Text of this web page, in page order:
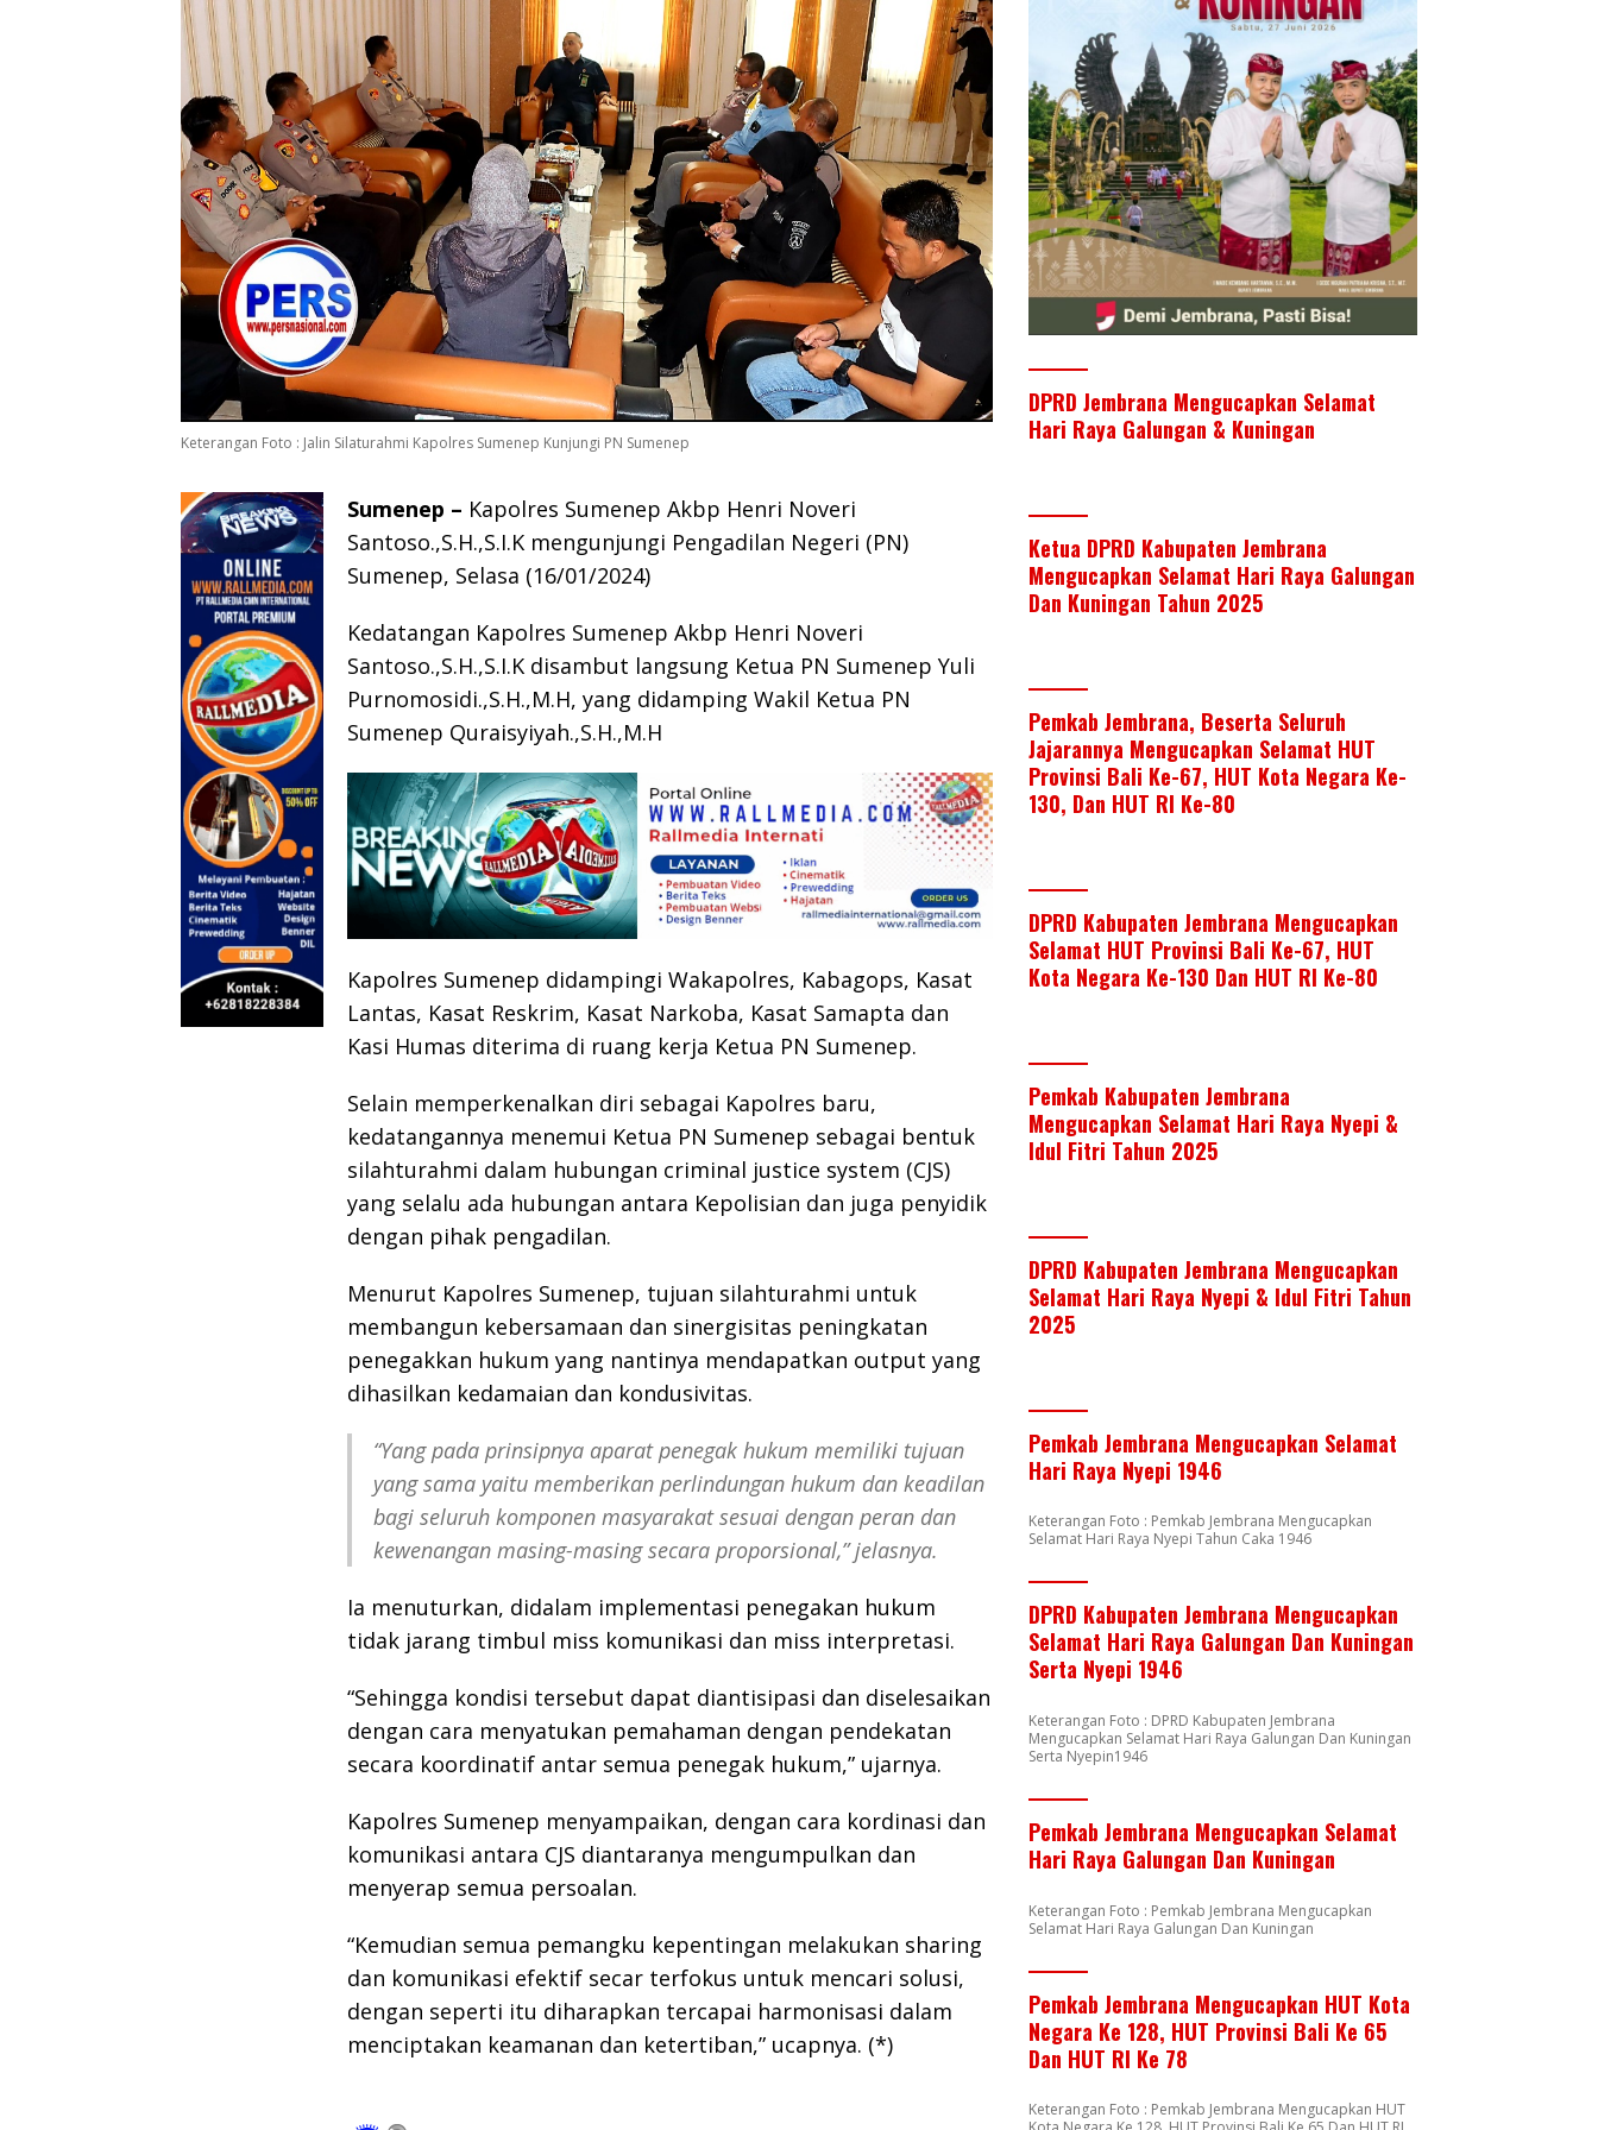
Keterangan Foto : Jalin Silaturahmi Kapolres Sumenep Kunjungi PN Sumenep
Sumenep – Kapolres Sumenep Akbp Henri Noveri
Santoso.,S.H.,S.I.K mengunjungi Pengadilan Negeri (PN)
Sumenep, Selasa (16/01/2024)
Kedatangan Kapolres Sumenep Akbp Henri Noveri
Santoso.,S.H.,S.I.K disambut langsung Ketua PN Sumenep Yuli
Purnomosidi.,S.H.,M.H, yang didamping Wakil Ketua PN
Sumenep Quraisyiyah.,S.H.,M.H
Kapolres Sumenep didampingi Wakapolres, Kabagops, Kasat
Lantas, Kasat Reskrim, Kasat Narkoba, Kasat Samapta dan
Kasi Humas diterima di ruang kerja Ketua PN Sumenep.
Selain memperkenalkan diri sebagai Kapolres baru,
kedatangannya menemui Ketua PN Sumenep sebagai bentuk
silahturahmi dalam hubungan criminal justice system (CJS)
yang selalu ada hubungan antara Kepolisian dan juga penyidik
dengan pihak pengadilan.
Menurut Kapolres Sumenep, tujuan silahturahmi untuk
membangun kebersamaan dan sinergisitas peningkatan
penegakkan hukum yang nantinya mendapatkan output yang
dihasilkan kedamaian dan kondusivitas.
“Yang pada prinsipnya aparat penegak hukum memiliki tujuan
yang sama yaitu memberikan perlindungan hukum dan keadilan
bagi seluruh komponen masyarakat sesuai dengan peran dan
kewenangan masing-masing secara proporsional,” jelasnya.
Ia menuturkan, didalam implementasi penegakan hukum
tidak jarang timbul miss komunikasi dan miss interpretasi.
“Sehingga kondisi tersebut dapat diantisipasi dan diselesaikan
dengan cara menyatukan pemahaman dengan pendekatan
secara koordinatif antar semua penegak hukum,” ujarnya.
Kapolres Sumenep menyampaikan, dengan cara kordinasi dan
komunikasi antara CJS diantaranya mengumpulkan dan
menyerap semua persoalan.
“Kemudian semua pemangku kepentingan melakukan sharing
dan komunikasi efektif secar terfokus untuk mencari solusi,
dengan seperti itu diharapkan tercapai harmonisasi dalam
menciptakan keamanan dan ketertiban,” ucapnya. (*)
DPRD Jembrana Mengucapkan Selamat
Hari Raya Galungan & Kuningan
Ketua DPRD Kabupaten Jembrana
Mengucapkan Selamat Hari Raya Galungan
Dan Kuningan Tahun 2025
Pemkab Jembrana, Beserta Seluruh
Jajarannya Mengucapkan Selamat HUT
Provinsi Bali Ke-67, HUT Kota Negara Ke-
130, Dan HUT RI Ke-80
DPRD Kabupaten Jembrana Mengucapkan
Selamat HUT Provinsi Bali Ke-67, HUT
Kota Negara Ke-130 Dan HUT RI Ke-80
Pemkab Kabupaten Jembrana
Mengucapkan Selamat Hari Raya Nyepi &
Idul Fitri Tahun 2025
DPRD Kabupaten Jembrana Mengucapkan
Selamat Hari Raya Nyepi & Idul Fitri Tahun
2025
Pemkab Jembrana Mengucapkan Selamat
Hari Raya Nyepi 1946
Keterangan Foto : Pemkab Jembrana Mengucapkan
Selamat Hari Raya Nyepi Tahun Caka 1946
DPRD Kabupaten Jembrana Mengucapkan
Selamat Hari Raya Galungan Dan Kuningan
Serta Nyepi 1946
Keterangan Foto : DPRD Kabupaten Jembrana
Mengucapkan Selamat Hari Raya Galungan Dan Kuningan
Serta Nyepin1946
Pemkab Jembrana Mengucapkan Selamat
Hari Raya Galungan Dan Kuningan
Keterangan Foto : Pemkab Jembrana Mengucapkan
Selamat Hari Raya Galungan Dan Kuningan
Pemkab Jembrana Mengucapkan HUT Kota
Negara Ke 128, HUT Provinsi Bali Ke 65
Dan HUT RI Ke 78
Keterangan Foto : Pemkab Jembrana Mengucapkan HUT